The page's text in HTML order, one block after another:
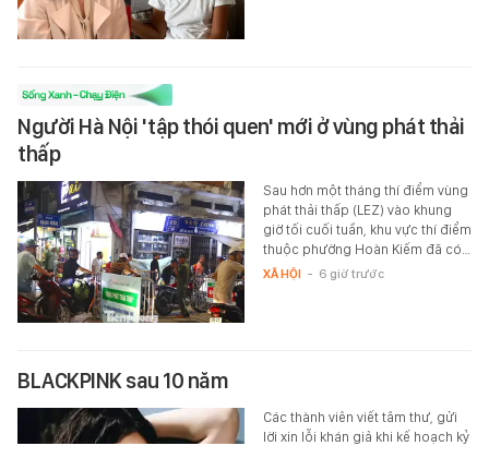
Người Hà Nội 'tập thói quen' mới ở vùng phát thải
thấp
Sau hơn một tháng thí điểm vùng
phát thải thấp (LEZ) vào khung
giờ tối cuối tuần, khu vực thí điểm
thuộc phường Hoàn Kiếm đã có…
XÃ HỘI - 6 giờ trước
BLACKPINK sau 10 năm
Các thành viên viết tâm thư, gửi
lời xin lỗi khán giả khi kế hoạch kỷ